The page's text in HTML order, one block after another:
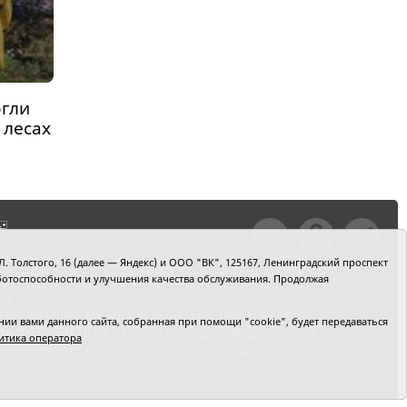
текст и
39-90-59. Отдел рекламы: тел. (3452) 39-90-51.
ФС77-64918 от 24.02.2016 выдано Федеральной
некоммерческая организация
Толстого, 16 (далее — Яндекс) и ООО "ВК", 125167, Ленинградский проспект
и улучшения качества обслуживания. Продолжая
вами данного сайта, собранная при помощи "cookie", будет передаваться
оператора